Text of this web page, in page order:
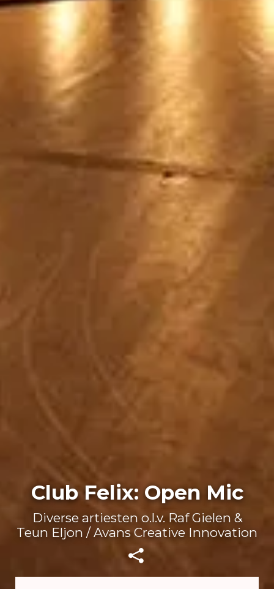
Club Felix: Open Mic
Diverse artiesten o.l.v. Raf Gielen &
Teun Eljon / Avans Creative Innovation